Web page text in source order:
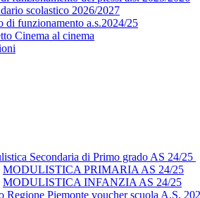
scolastico 2026/2027
di funzionamento a.s.2024/25
Cinema al cinema
Secondaria di Primo grado AS 24/25
MODULISTICA PRIMARIA AS 24/25
MODULISTICA INFANZIA AS 24/25
Regione Piemonte voucher scuola A.S.